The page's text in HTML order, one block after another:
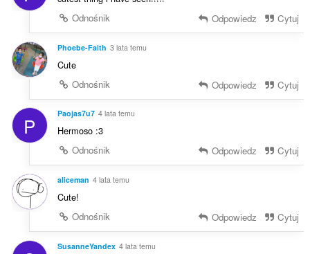
Odnośnik
Odpowiedz Cytuj
Phoebe-Faith 3 lata temu
Cute
Odnośnik
Odpowiedz Cytuj
P Paojas7u7 4 lata temu
Hermoso :3
Odnośnik
Odpowiedz Cytuj
aliceman 4 lata temu
Cute!
Odnośnik
Odpowiedz Cytuj
SusanneYandex 4 lata temu